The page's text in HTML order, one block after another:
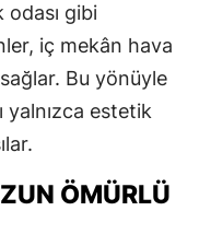
odası gibi
iç mekân hava
Bu yönüyle
yalnızca estetik
ÖMÜRLÜ